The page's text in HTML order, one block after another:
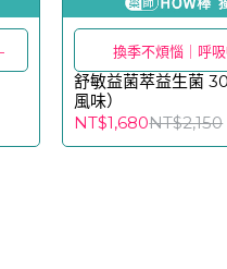
換季不煩惱｜呼
舒敏益菌萃益生菌
風味）
NT$1,680NT$2,150